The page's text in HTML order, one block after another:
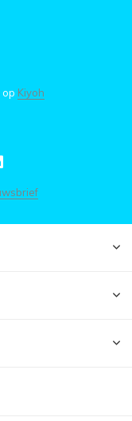
op Kiyoh